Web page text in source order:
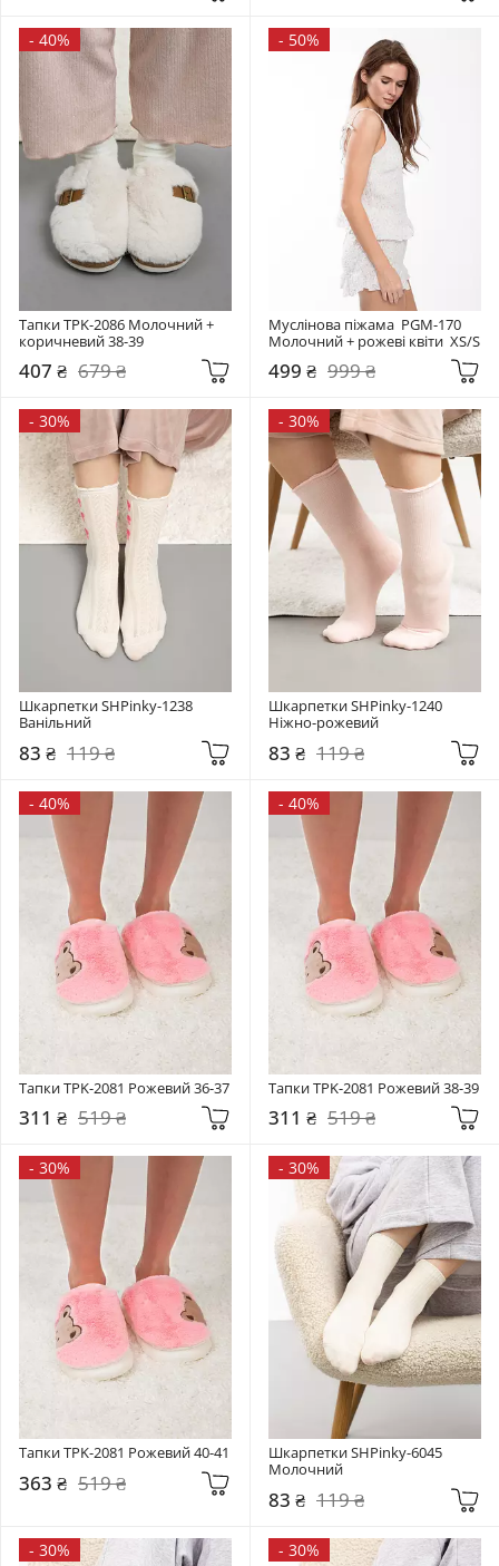
- 40%
Тапки TPK-2086 Молочний +
коричневий 38-39
407 ₴ 679 ₴
- 50%
Муслінова піжама  PGM-170
Молочний + рожеві квіти  XS/S
499 ₴ 999 ₴
- 30%
Шкарпетки SHPinky-1238
Ванільний
83 ₴ 119 ₴
- 30%
Шкарпетки SHPinky-1240
Ніжно-рожевий
83 ₴ 119 ₴
- 40%
Тапки TPK-2081 Рожевий 36-37
311 ₴ 519 ₴
- 40%
Тапки TPK-2081 Рожевий 38-39
311 ₴ 519 ₴
- 30%
Тапки TPK-2081 Рожевий 40-41
363 ₴ 519 ₴
- 30%
Шкарпетки SHPinky-6045
Молочний
83 ₴ 119 ₴
- 30% - 30%